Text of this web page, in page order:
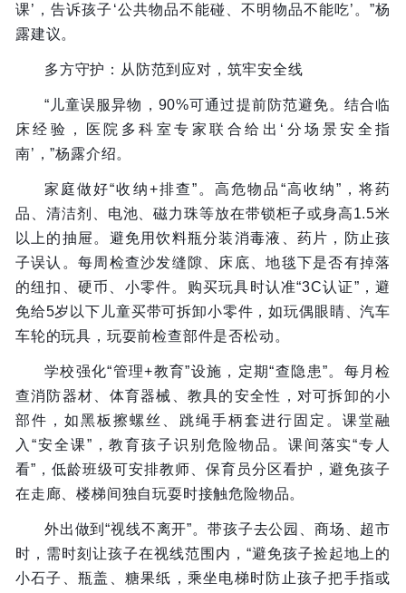
课’，告诉孩子‘公共物品不能碰、不明物品不能吃’。”杨
露建议。
多方守护：从防范到应对，筑牢安全线
“儿童误服异物，90%可通过提前防范避免。结合临
床经验，医院多科室专家联合给出‘分场景安全指
南’，”杨露介绍。
家庭做好“收纳+排查”。高危物品“高收纳”，将药
品、清洁剂、电池、磁力珠等放在带锁柜子或身高1.5米
以上的抽屉。避免用饮料瓶分装消毒液、药片，防止孩
子误认。每周检查沙发缝隙、床底、地毯下是否有掉落
的纽扣、硬币、小零件。购买玩具时认准“3C认证”，避
免给5岁以下儿童买带可拆卸小零件，如玩偶眼睛、汽车
车轮的玩具，玩耍前检查部件是否松动。
学校强化“管理+教育”设施，定期“查隐患”。每月检
查消防器材、体育器械、教具的安全性，对可拆卸的小
部件，如黑板擦螺丝、跳绳手柄套进行固定。课堂融
入“安全课”，教育孩子识别危险物品。课间落实“专人
看”，低龄班级可安排教师、保育员分区看护，避免孩子
在走廊、楼梯间独自玩耍时接触危险物品。
外出做到“视线不离开”。带孩子去公园、商场、超市
时，需时刻让孩子在视线范围内，“避免孩子捡起地上的
小石子、瓶盖、糖果纸，乘坐电梯时防止孩子把手指或